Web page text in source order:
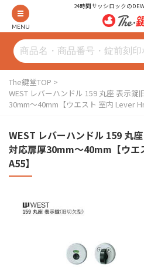
MENU
24時間サッシロックの
The鍵堂TOP
WEST レバーハンドル 159 丸座 表示錠
30mm〜40mm【ウエスト 室内 Lever
WEST レバーハンドル 159 丸
対応扉厚30mm〜40mm【ウ
A55】